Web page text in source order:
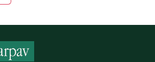
e aiutaci a migliorare il servizio